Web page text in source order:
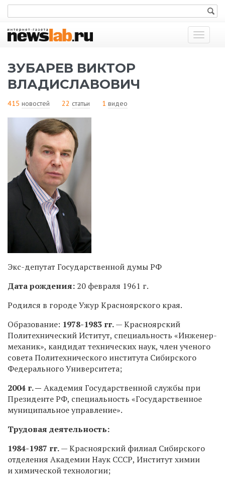
Показать
меню
ЗУБАРЕВ ВИКТОР
ВЛАДИСЛАВОВИЧ
415 новостей 22 статьи 1 видео
Экс-депутат Государственной думы РФ
Дата рождения: 20 февраля 1961 г.
Родился в городе Ужур Красноярского края.
Образование: 1978-1983 гг.— Красноярский
Политехнический Иститут, специальность «Инженер-
механик», кандидат технических наук, член ученого
советаПолитехнического института Сибирского
Федерального Университета;
2004 г. — Академия Государственной службы при
Президенте РФ, специальность «Государственное
муниципальное управление».
Трудовая деятельность:
1984-1987 гг.— Красноярский филиал Сибирского
отделения Академии Наук СССР, Институт химии
и химической технологии;